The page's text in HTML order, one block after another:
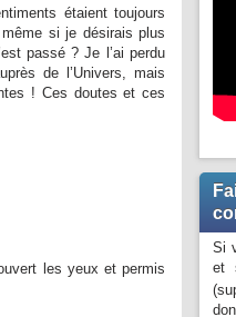
étaient toujours
si je désirais plus
passé ? Je l’ai perdu
de l’Univers, mais
! Ces doutes et ces
les yeux et permis
Si
et